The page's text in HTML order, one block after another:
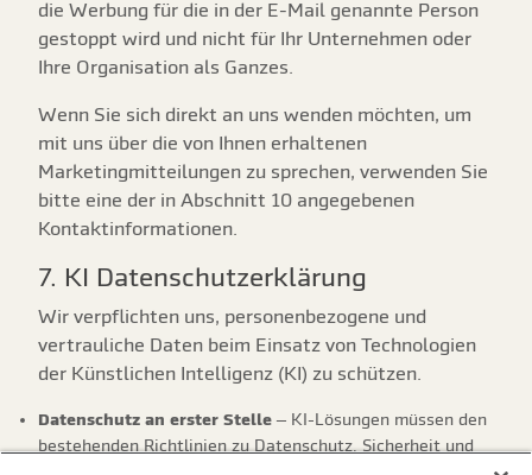
die Werbung für die in der E-Mail genannte Person
gestoppt wird und nicht für Ihr Unternehmen oder
Ihre Organisation als Ganzes.
Wenn Sie sich direkt an uns wenden möchten, um
mit uns über die von Ihnen erhaltenen
Marketingmitteilungen zu sprechen, verwenden Sie
bitte eine der in Abschnitt 10 angegebenen
Kontaktinformationen.
7. KI Datenschutzerklärung
Wir verpflichten uns, personenbezogene und
vertrauliche Daten beim Einsatz von Technologien
der Künstlichen Intelligenz (KI) zu schützen.
Datenschutz an erster Stelle – KI-Lösungen müssen den
bestehenden Richtlinien zu Datenschutz, Sicherheit und